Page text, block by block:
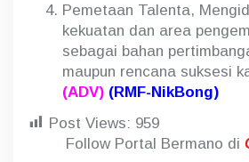
Pemetaan Talenta,
kekuatan dan area
sebagai bahan
maupun rencana suksesi
(ADV) (RMF-NikBong)
Post Views: 959
Follow Portal Bermano di